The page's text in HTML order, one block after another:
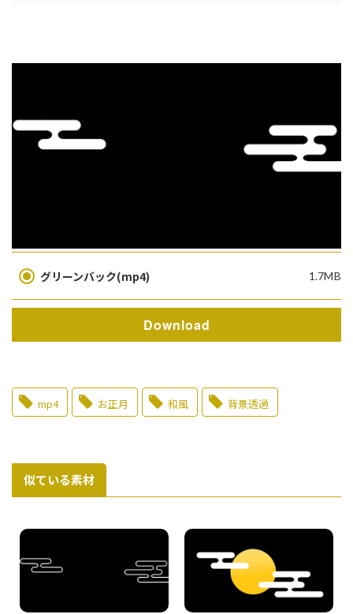
グリーンバック(mp4) 1.7MB
Download
mp4 お正月 和風 背景透過
似ている素材